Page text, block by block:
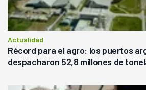
Actualidad
Récord para el agro: los puertos
despacharon 52,8 millones de